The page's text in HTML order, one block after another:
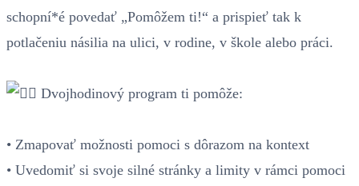
schopní*é povedať „Pomôžem ti!“ a prispieť tak k
potlačeniu násilia na ulici, v rodine, v škole alebo práci.
Dvojhodinový program ti pomôže:
• Zmapovať možnosti pomoci s dôrazom na kontext
• Uvedomiť si svoje silné stránky a limity v rámci pomoci